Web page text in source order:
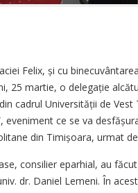
Felix, și cu
25 martie, o delegație
cadrul Universității de Vest
ce se va
din Timișoara, urmat
consilier eparhial, au
dr. Daniel Lemeni. În